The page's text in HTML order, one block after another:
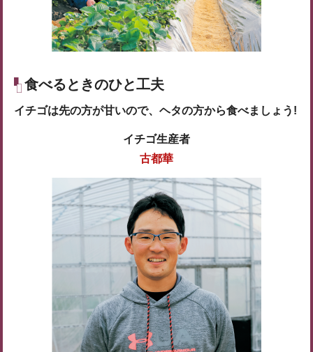
食べるときのひと工夫
イチゴは先の方が甘いので、ヘタの方から食べましょう!
イチゴ生産者
古都華